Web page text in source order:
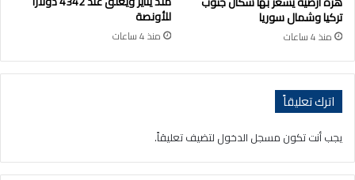
تركيا وشمال سوريا
منذ 4 ساعات
للأونصة
منذ 4 ساعات
اترك تعليقاً
يجب أنت تكون مسجل الدخول لتضيف تعليقاً.